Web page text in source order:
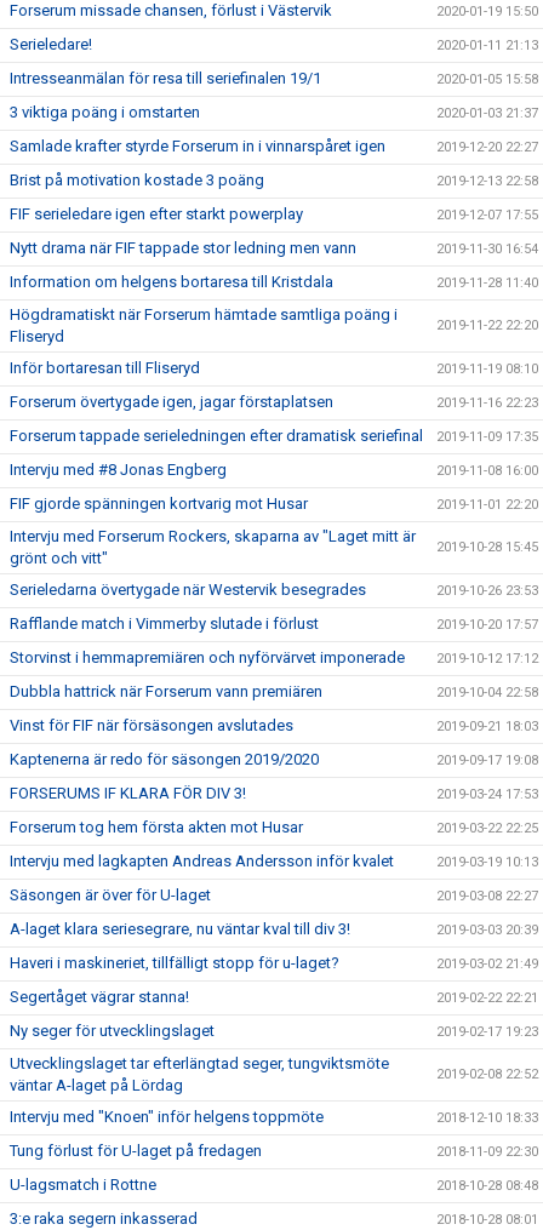
Forserum missade chansen, förlust i Västervik 2020-01-19 15:50
Serieledare! 2020-01-11 21:13
Intresseanmälan för resa till seriefinalen 19/1 2020-01-05 15:58
3 viktiga poäng i omstarten 2020-01-03 21:37
Samlade krafter styrde Forserum in i vinnarspåret igen 2019-12-20 22:27
Brist på motivation kostade 3 poäng 2019-12-13 22:58
FIF serieledare igen efter starkt powerplay 2019-12-07 17:55
Nytt drama när FIF tappade stor ledning men vann 2019-11-30 16:54
Information om helgens bortaresa till Kristdala 2019-11-28 11:40
Högdramatiskt när Forserum hämtade samtliga poäng i
Fliseryd
2019-11-22 22:20
Inför bortaresan till Fliseryd 2019-11-19 08:10
Forserum övertygade igen, jagar förstaplatsen 2019-11-16 22:23
Forserum tappade serieledningen efter dramatisk seriefinal 2019-11-09 17:35
Intervju med #8 Jonas Engberg 2019-11-08 16:00
FIF gjorde spänningen kortvarig mot Husar 2019-11-01 22:20
Intervju med Forserum Rockers, skaparna av "Laget mitt är
grönt och vitt"
2019-10-28 15:45
Serieledarna övertygade när Westervik besegrades 2019-10-26 23:53
Rafflande match i Vimmerby slutade i förlust 2019-10-20 17:57
Storvinst i hemmapremiären och nyförvärvet imponerade 2019-10-12 17:12
Dubbla hattrick när Forserum vann premiären 2019-10-04 22:58
Vinst för FIF när försäsongen avslutades 2019-09-21 18:03
Kaptenerna är redo för säsongen 2019/2020 2019-09-17 19:08
FORSERUMS IF KLARA FÖR DIV 3! 2019-03-24 17:53
Forserum tog hem första akten mot Husar 2019-03-22 22:25
Intervju med lagkapten Andreas Andersson inför kvalet 2019-03-19 10:13
Säsongen är över för U-laget 2019-03-08 22:27
A-laget klara seriesegrare, nu väntar kval till div 3! 2019-03-03 20:39
Haveri i maskineriet, tillfälligt stopp för u-laget? 2019-03-02 21:49
Segertåget vägrar stanna! 2019-02-22 22:21
Ny seger för utvecklingslaget 2019-02-17 19:23
Utvecklingslaget tar efterlängtad seger, tungviktsmöte
väntar A-laget på Lördag
2019-02-08 22:52
Intervju med "Knoen" inför helgens toppmöte 2018-12-10 18:33
Tung förlust för U-laget på fredagen 2018-11-09 22:30
U-lagsmatch i Rottne 2018-10-28 08:48
3:e raka segern inkasserad 2018-10-28 08:01